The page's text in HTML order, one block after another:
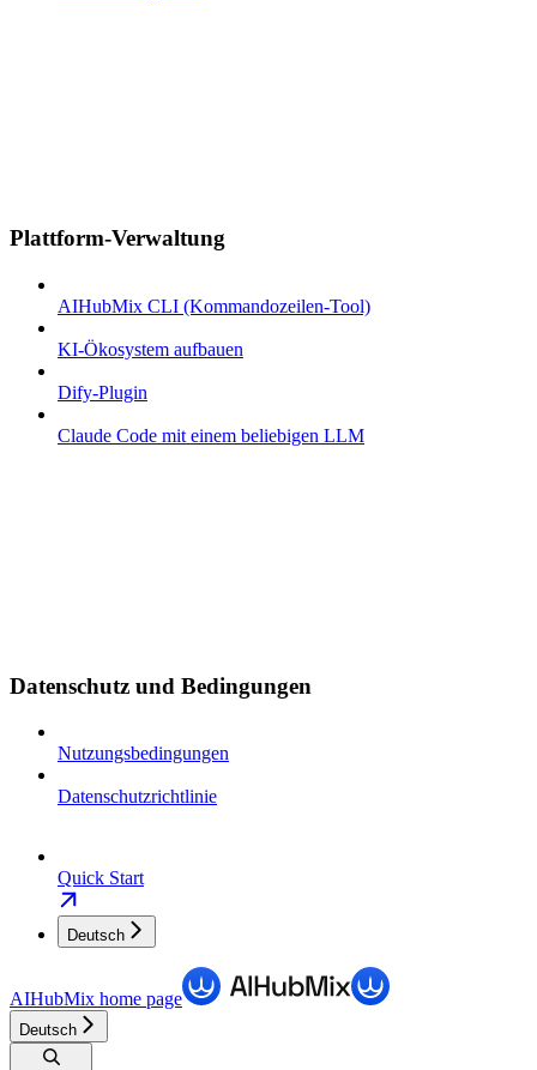
Plattform-Verwaltung
AIHubMix CLI (Kommandozeilen-Tool)
KI-Ökosystem aufbauen
Dify-Plugin
Claude Code mit einem beliebigen LLM
Datenschutz und Bedingungen
Nutzungsbedingungen
Datenschutzrichtlinie
Quick Start
Deutsch
AIHubMix home page
Deutsch